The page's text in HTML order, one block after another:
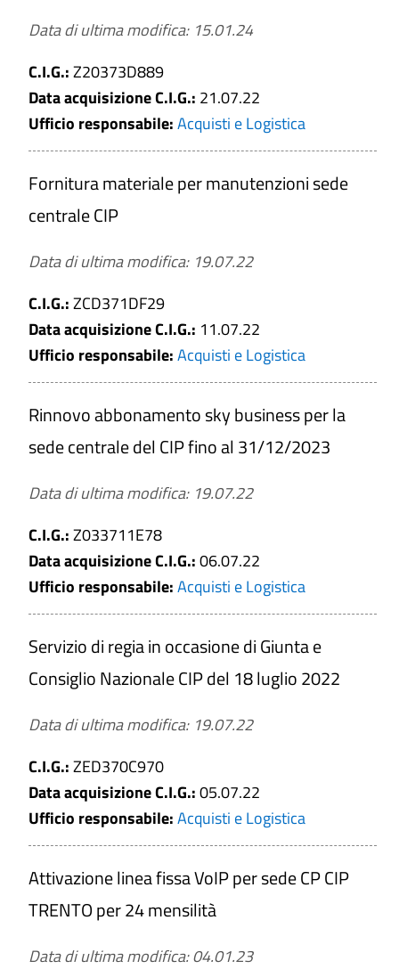
Data di ultima modifica: 15.01.24
C.I.G.:Z20373D889
Data acquisizione C.I.G.: 21.07.22
Ufficio responsabile:Acquisti e Logistica
Fornitura materiale per manutenzioni sede
centrale CIP
Data di ultima modifica: 19.07.22
C.I.G.:ZCD371DF29
Data acquisizione C.I.G.: 11.07.22
Ufficio responsabile:Acquisti e Logistica
Rinnovo abbonamento sky business per la
sede centrale del CIP fino al 31/12/2023
Data di ultima modifica: 19.07.22
C.I.G.:Z033711E78
Data acquisizione C.I.G.:06.07.22
Ufficio responsabile:Acquisti e Logistica
Servizio di regia in occasione di Giunta e
Consiglio Nazionale CIP del 18 luglio 2022
Data di ultima modifica: 19.07.22
C.I.G.:ZED370C970
Data acquisizione C.I.G.:05.07.22
Ufficio responsabile:Acquisti e Logistica
Attivazione linea fissa VoIP per sede CP CIP
TRENTO per 24 mensilità
Data di ultima modifica: 04.01.23